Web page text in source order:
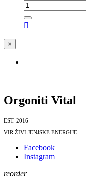

×
Orgoniti Vital
EST. 2016
VIR ŽIVLJENJSKE ENERGIJE
Facebook
Instagram
reorder